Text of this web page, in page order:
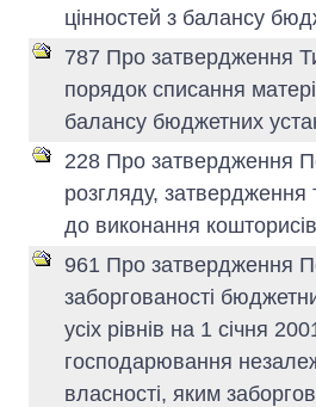
цінностей з балансу
787 Про затвердження
порядок списання
балансу бюджетних
228 Про затвердження
розгляду, затвердження
до виконання
961 Про затвердження
заборгованості
усіх рівнів на 1 січня
господарювання
власності, яким